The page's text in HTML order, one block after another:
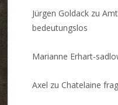
Jürgen Goldack zu
bedeutungslos
Marianne Erhart-
Axel zuChatelaine